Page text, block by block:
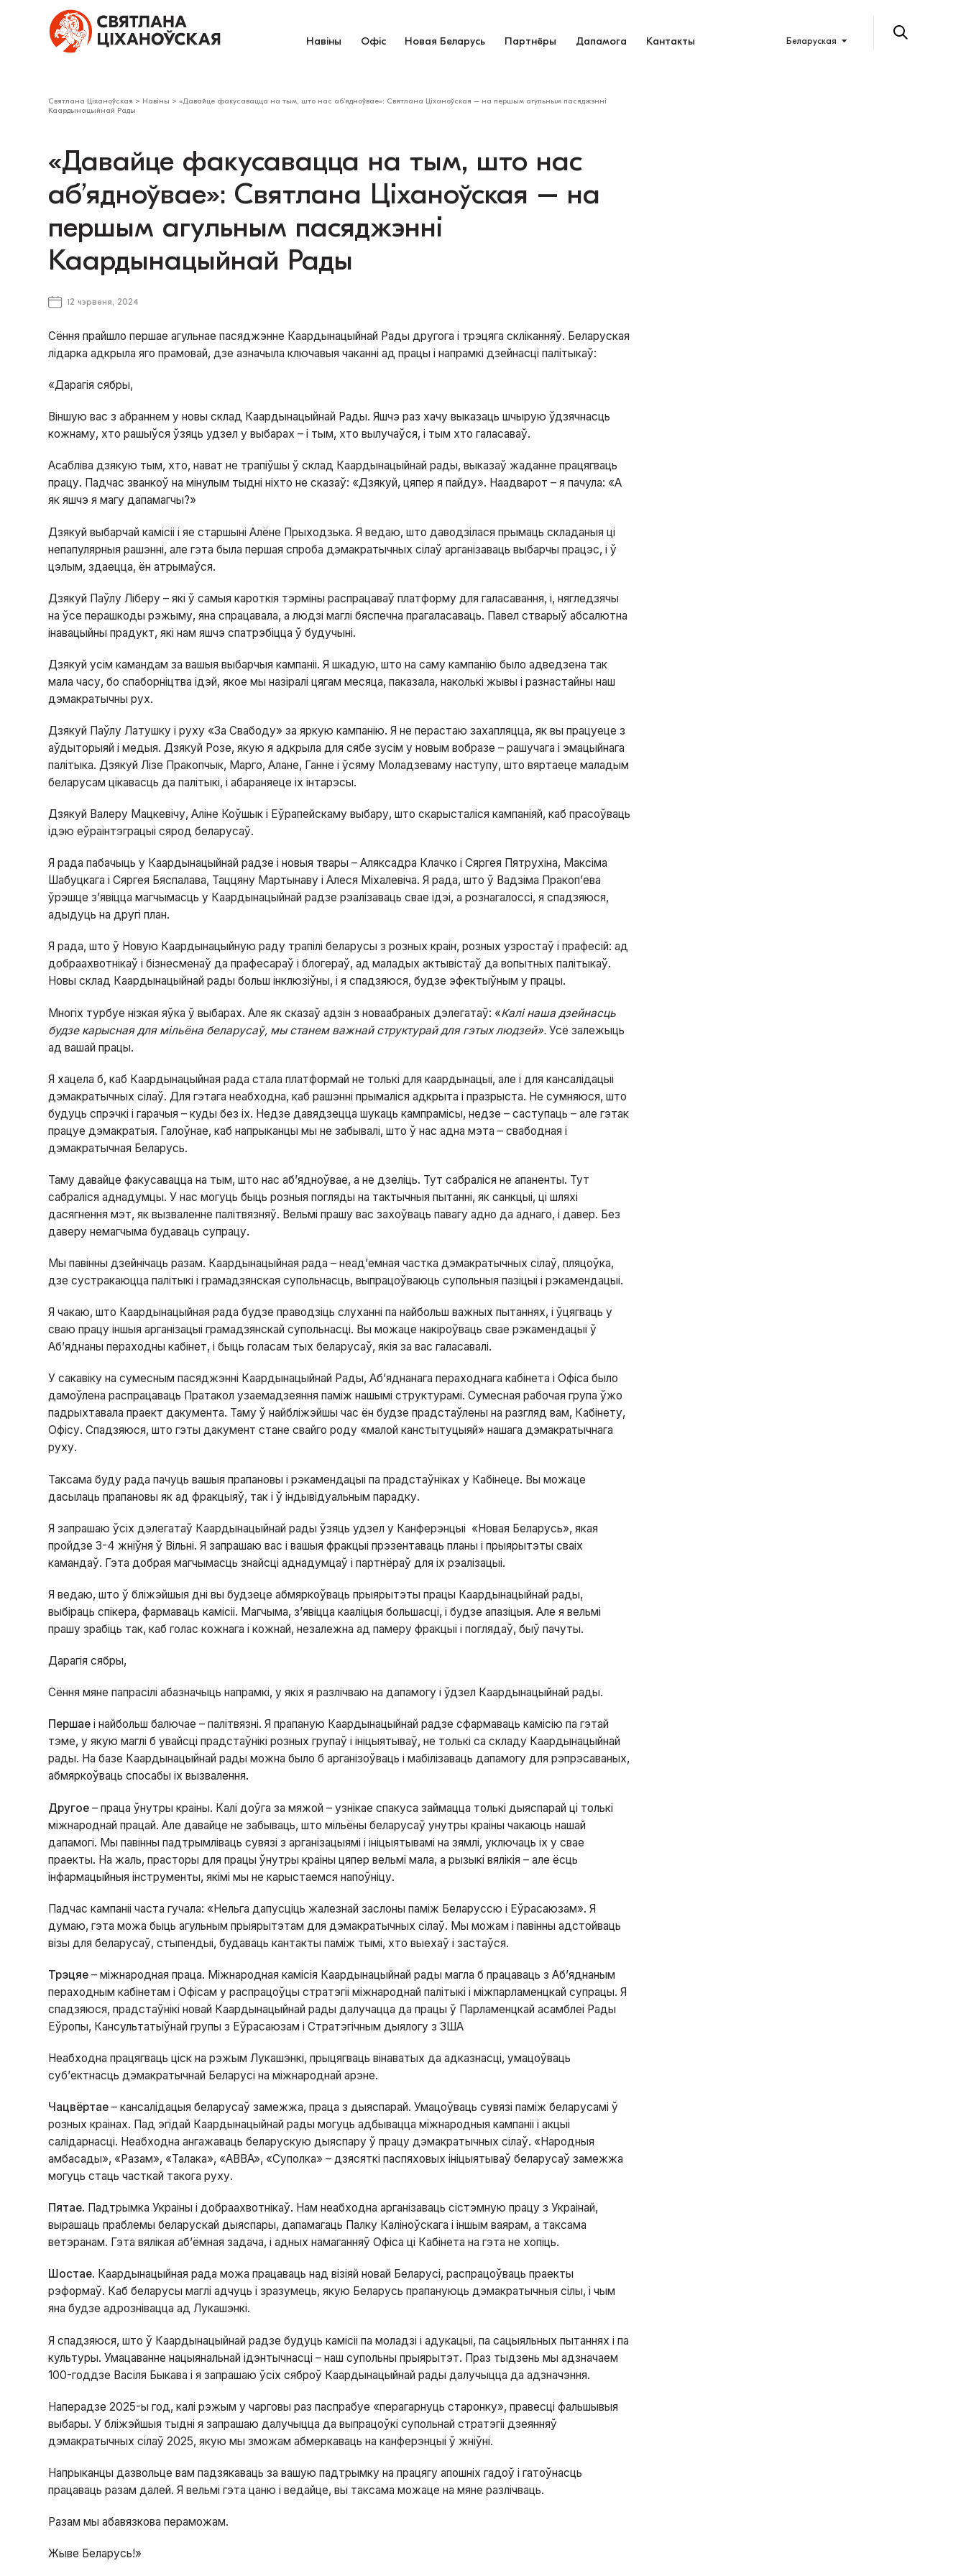
Навіны Офіс Новая Беларусь Партнёры Дапамога Кантакты Беларуская
Святлана Ціханоўская > Навіны >«Давайце факусавацца на тым, што нас аб’ядноўвае»: Святлана Ціханоўская – на першым агульным пасяджэнні
Каардынацыйнай Рады
«Давайце факусавацца на тым, што нас
аб’ядноўвае»: Святлана Ціханоўская – на
першым агульным пасяджэнні
Каардынацыйнай Рады
12 чэрвеня, 2024
Сёння прайшло першае агульнае пасяджэнне Каардынацыйнай Рады другога і трэцяга скліканняў. Беларуская
лідарка адкрыла яго прамовай, дзе азначыла ключавыя чаканні ад працы і напрамкі дзейнасці палітыкаў:
«Дарагія сябры,
Віншую вас з абраннем у новы склад Каардынацыйнай Рады. Яшчэ раз хачу выказаць шчырую ўдзячнасць
кожнаму, хто рашыўся ўзяць удзел у выбарах – і тым, хто вылучаўся, і тым хто галасаваў.
Асабліва дзякую тым, хто, нават не трапіўшы ў склад Каардынацыйнай рады, выказаў жаданне працягваць
працу. Падчас званкоў на мінулым тыдні ніхто не сказаў: «Дзякуй, цяпер я пайду». Наадварот – я пачула: «А
як яшчэ я магу дапамагчы?»
Дзякуй выбарчай камісіі і яе старшыні Алёне Прыходзька. Я ведаю, што даводзілася прымаць складаныя ці
непапулярныя рашэнні, але гэта была першая спроба дэмакратычных сілаў арганізаваць выбарчы працэс, і ў
цэлым, здаецца, ён атрымаўся.
Дзякуй Паўлу Ліберу – які ў самыя кароткія тэрміны распрацаваў платформу для галасавання, і, нягледзячы
на ўсе перашкоды рэжыму, яна спрацавала, а людзі маглі бяспечна прагаласаваць. Павел стварыў абсалютна
інавацыйны прадукт, які нам яшчэ спатрэбіцца ў будучыні.
Дзякуй усім камандам за вашыя выбарчыя кампаніі. Я шкадую, што на саму кампанію было адведзена так
мала часу, бо спаборніцтва ідэй, якое мы назіралі цягам месяца, паказала, наколькі жывы і разнастайны наш
дэмакратычны рух.
Дзякуй Паўлу Латушку і руху «За Свабоду» за яркую кампанію. Я не перастаю захапляцца, як вы працуеце з
аўдыторыяй і медыя. Дзякуй Розе, якую я адкрыла для сябе зусім у новым вобразе – рашучага і эмацыйнага
палітыка. Дзякуй Лізе Пракопчык, Марго, Алане, Ганне і ўсяму Моладзеваму наступу, што вяртаеце маладым
беларусам цікавасць да палітыкі, і абараняеце іх інтарэсы.
Дзякуй Валеру Мацкевічу, Аліне Коўшык і Еўрапейскаму выбару, што скарысталіся кампаніяй, каб прасоўваць
ідэю еўраінтэграцыі сярод беларусаў.
Я рада пабачыць у Каардынацыйнай радзе і новыя твары – Аляксадра Клачко і Сяргея Пятрухіна, Максіма
Шабуцкага і Сяргея Бяспалава, Таццяну Мартынаву і Алеся Міхалевіча. Я рада, што ў Вадзіма Пракоп’ева
ўрэшце з’явіцца магчымасць у Каардынацыйнай радзе рэалізаваць свае ідэі, а рознагалоссі, я спадзяюся,
адыдуць на другі план.
Я рада, што ў Новую Каардынацыйную раду трапілі беларусы з розных краін, розных узростаў і прафесій: ад
добраахвотнікаў і бізнесменаў да прафесараў і блогераў, ад маладых актывістаў да вопытных палітыкаў.
Новы склад Каардынацыйнай рады больш інклюзіўны, і я спадзяюся, будзе эфектыўным у працы.
Многіх турбуе нізкая яўка ў выбарах. Але як сказаў адзін з новаабраных дэлегатаў: «Калі наша дзейнасць
будзе карысная для мільёна беларусаў, мы станем важнай структурай для гэтых людзей». Усё залежыць
ад вашай працы.
Я хацела б, каб Каардынацыйная рада стала платформай не толькі для каардынацыі, але і для кансалідацыі
дэмакратычных сілаў. Для гэтага неабходна, каб рашэнні прымаліся адкрыта і празрыста. Не сумняюся, што
будуць спрэчкі і гарачыя – куды без іх. Недзе давядзецца шукаць кампрамісы, недзе – саступаць – але гэтак
працуе дэмакратыя. Галоўнае, каб напрыканцы мы не забывалі, што ў нас адна мэта – свабодная і
дэмакратычная Беларусь.
Таму давайце факусавацца на тым, што нас аб’ядноўвае, а не дзеліць. Тут сабраліся не апаненты. Тут
сабраліся аднадумцы. У нас могуць быць розныя погляды на тактычныя пытанні, як санкцыі, ці шляхі
дасягнення мэт, як вызваленне палітвязняў. Вельмі прашу вас захоўваць павагу адно да аднаго, і давер. Без
даверу немагчыма будаваць супрацу.
Мы павінны дзейнічаць разам. Каардынацыйная рада – неад’емная частка дэмакратычных сілаў, пляцоўка,
дзе сустракаюцца палітыкі і грамадзянская супольнасць, выпрацоўваюць супольныя пазіцыі і рэкамендацыі.
Я чакаю, што Каардынацыйная рада будзе праводзіць слуханні па найбольш важных пытаннях, і ўцягваць у
сваю працу іншыя арганізацыі грамадзянскай супольнасці. Вы можаце накіроўваць свае рэкамендацыі ў
Аб’яднаны пераходны кабінет, і быць голасам тых беларусаў, якія за вас галасавалі.
У сакавіку на сумесным пасяджэнні Каардынацыйнай Рады, Аб’яднанага пераходнага кабінета і Офіса было
дамоўлена распрацаваць Пратакол узаемадзеяння паміж нашымі структурамі. Сумесная рабочая група ўжо
падрыхтавала праект дакумента. Таму ў найбліжэйшы час ён будзе прадстаўлены на разгляд вам, Кабінету,
Офісу. Спадзяюся, што гэты дакумент стане свайго роду «малой канстытуцыяй» нашага дэмакратычнага
руху.
Таксама буду рада пачуць вашыя прапановы і рэкамендацыі па прадстаўніках у Кабінеце. Вы можаце
дасылаць прапановы як ад фракцыяў, так і ў індывідуальным парадку.
Я запрашаю ўсіх дэлегатаў Каардынацыйнай рады ўзяць удзел у Канферэнцыі «Новая Беларусь», якая
пройдзе 3-4 жніўня ў Вільні. Я запрашаю вас і вашыя фракцыі прэзентаваць планы і прыярытэты сваіх
камандаў. Гэта добрая магчымасць знайсці аднадумцаў і партнёраў для іх рэалізацыі.
Я ведаю, што ў бліжэйшыя дні вы будзеце абмяркоўваць прыярытэты працы Каардынацыйнай рады,
выбіраць спікера, фармаваць камісіі. Магчыма, з’явіцца кааліцыя большасці, і будзе апазіцыя. Але я вельмі
прашу зрабіць так, каб голас кожнага і кожнай, незалежна ад памеру фракцыі і поглядаў, быў пачуты.
Дарагія сябры,
Сёння мяне папрасілі абазначыць напрамкі, у якіх я разлічваю на дапамогу і ўдзел Каардынацыйнай рады.
Першае і найбольш балючае – палітвязні. Я прапаную Каардынацыйнай радзе сфармаваць камісію па гэтай
тэме, у якую маглі б увайсці прадстаўнікі розных групаў і ініцыятываў, не толькі са складу Каардынацыйнай
рады. На базе Каардынацыйнай рады можна было б арганізоўваць і мабілізаваць дапамогу для рэпрэсаваных,
абмяркоўваць спосабы іх вызвалення.
Другое – праца ўнутры краіны. Калі доўга за мяжой – узнікае спакуса займацца толькі дыяспарай ці толькі
міжнароднай працай. Але давайце не забываць, што мільёны беларусаў унутры краіны чакаюць нашай
дапамогі. Мы павінны падтрымліваць сувязі з арганізацыямі і ініцыятывамі на зямлі, уключаць іх у свае
праекты. На жаль, прасторы для працы ўнутры краіны цяпер вельмі мала, а рызыкі вялікія – але ёсць
інфармацыйныя інструменты, якімі мы не карыстаемся напоўніцу.
Падчас кампаніі часта гучала: «Нельга дапусціць жалезнай заслоны паміж Беларуссю і Еўрасаюзам». Я
думаю, гэта можа быць агульным прыярытэтам для дэмакратычных сілаў. Мы можам і павінны адстойваць
візы для беларусаў, стыпендыі, будаваць кантакты паміж тымі, хто выехаў і застаўся.
Трэцяе – міжнародная праца. Міжнародная камісія Каардынацыйнай рады магла б працаваць з Аб’яднаным
пераходным кабінетам і Офісам у распрацоўцы стратэгіі міжнароднай палітыкі і міжпарламенцкай супрацы. Я
спадзяюся, прадстаўнікі новай Каардынацыйнай рады далучацца да працы ў Парламенцкай асамблеі Рады
Еўропы, Кансультатыўнай групы з Еўрасаюзам і Стратэгічным дыялогу з ЗША
Неабходна працягваць ціск на рэжым Лукашэнкі, прыцягваць вінаватых да адказнасці, умацоўваць
суб’ектнасць дэмакратычнай Беларусі на міжнароднай арэне.
Чацвёртае – кансалідацыя беларусаў замежжа, праца з дыяспарай. Умацоўваць сувязі паміж беларусамі ў
розных краінах. Пад эгідай Каардынацыйнай рады могуць адбывацца міжнародныя кампаніі і акцыі
салідарнасці. Неабходна ангажаваць беларускую дыяспару ў працу дэмакратычных сілаў. «Народныя
амбасады», «Разам», «Талака», «ABBA», «Суполка» – дзясяткі паспяховых ініцыятываў беларусаў замежжа
могуць стаць часткай такога руху.
Пятае. Падтрымка Украіны і добраахвотнікаў. Нам неабходна арганізаваць сістэмную працу з Украінай,
вырашаць праблемы беларускай дыяспары, дапамагаць Палку Каліноўскага і іншым ваярам, а таксама
ветэранам. Гэта вялікая аб’ёмная задача, і адных намаганняў Офіса ці Кабінета на гэта не хопіць.
Шостае. Каардынацыйная рада можа працаваць над візіяй новай Беларусі, распрацоўваць праекты
рэформаў. Каб беларусы маглі адчуць і зразумець, якую Беларусь прапануюць дэмакратычныя сілы, і чым
яна будзе адрознівацца ад Лукашэнкі.
Я спадзяюся, што ў Каардынацыйнай радзе будуць камісіі па моладзі і адукацыі, па сацыяльных пытаннях і па
культуры. Умацаванне нацыянальнай ідэнтычнасці – наш супольны прыярытэт. Праз тыдзень мы адзначаем
100-годдзе Васіля Быкава і я запрашаю ўсіх сяброў Каардынацыйнай рады далучыцца да адзначэння.
Наперадзе 2025-ы год, калі рэжым у чарговы раз паспрабуе «перагарнуць старонку», правесці фальшывыя
выбары. У бліжэйшыя тыдні я запрашаю далучыцца да выпрацоўкі супольнай стратэгіі дзеянняў
дэмакратычных сілаў 2025, якую мы зможам абмеркаваць на канферэнцыі ў жніўні.
Напрыканцы дазвольце вам падзякаваць за вашую падтрымку на працягу апошніх гадоў і гатоўнасць
працаваць разам далей. Я вельмі гэта цаню і ведайце, вы таксама можаце на мяне разлічваць.
Разам мы абавязкова пераможам.
Жыве Беларусь!»